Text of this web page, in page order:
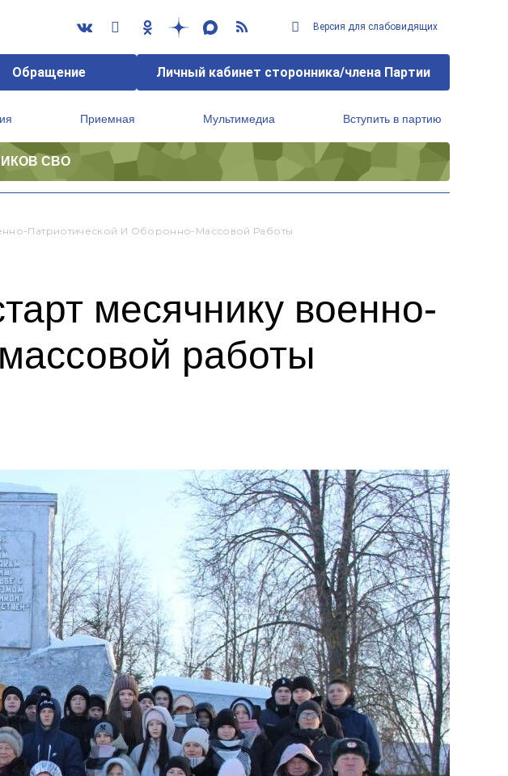
Версия для слабовидящих
Обращение Личный кабинет сторонника/члена Партии
Приемная Мультимедиа Вступить в партию
СВО
Патриотической И Оборонно-Массовой Работы
месячнику военно-
работы